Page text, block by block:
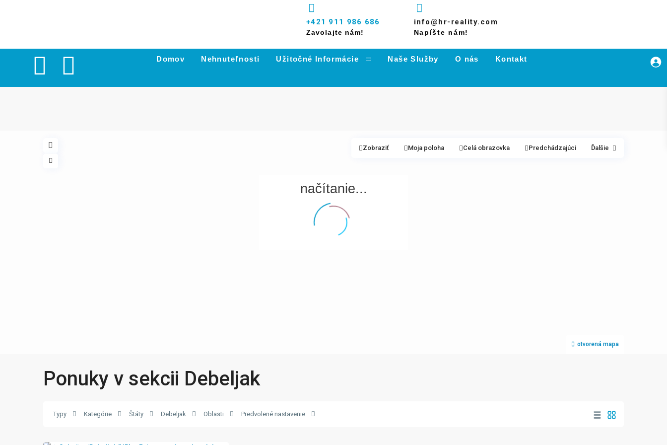
+421 911 986 686
Zavolajte nám!
info@hr-reality.com
Napíšte nám!
Domov Nehnuteľnosti Užitočné Informácie Naše Služby O nás Kontakt
načítanie...
otvorená mapa
Zobraziť Moja poloha Celá obrazovka Predchádzajúci Ďalšie
Ponuky v sekcii Debeljak
Typy Kategórie Štáty Debeljak Oblasti Predvolené nastavenie